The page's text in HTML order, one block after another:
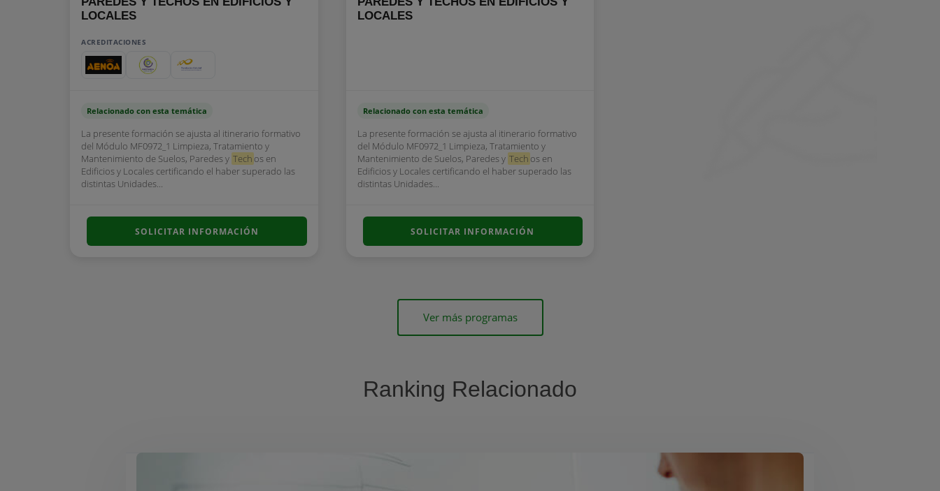
LOCALES
ACREDITACIONES
Relacionado con esta temática
La presente formación se ajusta al itinerario formativo
del Módulo MF0972_1 Limpieza, Tratamiento y
Mantenimiento de Suelos, Paredes y Tech os en
Edificios y Locales certificando el haber superado las
distintas Unidades...
SOLICITAR INFORMACIÓN
LOCALES
Relacionado con esta temática
La presente formación se ajusta al itinerario formativo
del Módulo MF0972_1 Limpieza, Tratamiento y
Mantenimiento de Suelos, Paredes y Tech os en
Edificios y Locales certificando el haber superado las
distintas Unidades...
SOLICITAR INFORMACIÓN
Ver más programas
Ranking Relacionado